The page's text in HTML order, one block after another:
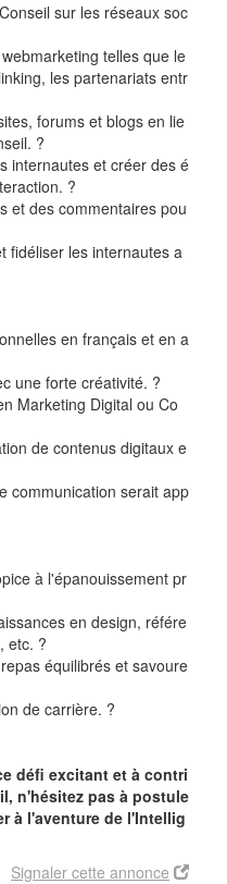
sur les réseaux soc
telles que le
les partenariats entr
forums et blogs en lie
?
internautes et créer des é
?
et des commentaires pou
fidéliser les internautes a
en français et en a
une forte créativité. ?
Marketing Digital ou Co
de contenus digitaux e
communication serait app
à l'épanouissement pr
en design, référe
, etc. ?
équilibrés et savoure
de carrière. ?
défi excitant et à contri
n'hésitez pas à postule
à l'aventure de l'Intellig
Signaler cette annonce